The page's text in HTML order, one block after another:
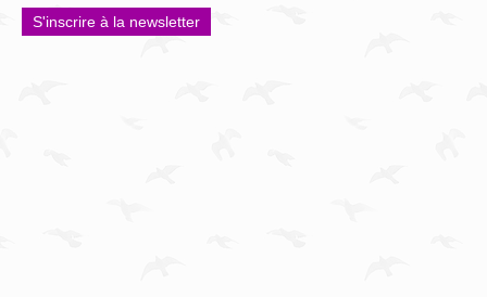
S'inscrire à la newsletter